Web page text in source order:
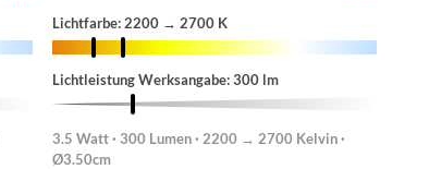
Lichtfarbe: 2200 → 2700 K
Lichtleistung Werksangabe: 300 lm
3.5 Watt · 300 Lumen · 2200 → 2700 Kelvin ·
Ø3.50cm